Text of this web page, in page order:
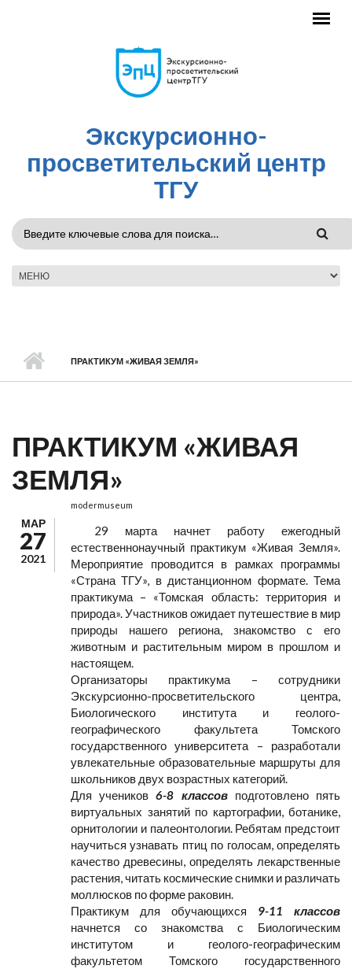
Экскурсионно-
просветительский центр
ТГУ
ФОРМА
ПОИСКА
ПРАКТИКУМ «ЖИВАЯ ЗЕМЛЯ»
ПРАКТИКУМ «ЖИВАЯ
ЗЕМЛЯ»
МАР
27
2021
modermuseum
29 марта начнет работу ежегодный
естественнонаучный практикум «Живая Земля».
Мероприятие проводится в рамках программы
«Страна ТГУ», в дистанционном формате. Тема
практикума – «Томская область: территория и
природа». Участников ожидает путешествие в мир
природы нашего региона, знакомство с его
животным и растительным миром в прошлом и
настоящем.
Организаторы практикума – сотрудники
Экскурсионно-просветительского центра,
Биологического института и геолого-
географического факультета Томского
государственного университета – разработали
увлекательные образовательные маршруты для
школьников двух возрастных категорий.
Для учеников6-8 классовподготовлено пять
виртуальных занятий по картографии, ботанике,
орнитологии и палеонтологии. Ребятам предстоит
научиться узнавать птиц по голосам, определять
качество древесины, определять лекарственные
растения, читать космические снимки и различать
моллюсков по форме раковин.
Практикум для обучающихся 9-11 классов
начнется со знакомства с Биологическим
институтом и геолого-географическим
факультетом Томского государственного